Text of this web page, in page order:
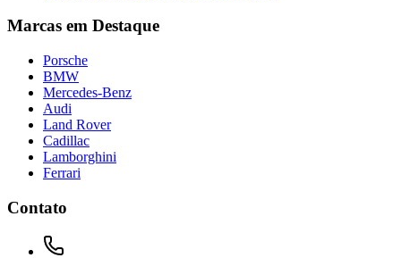
Marcas em Destaque
Porsche
BMW
Mercedes-Benz
Audi
Land Rover
Cadillac
Lamborghini
Ferrari
Contato